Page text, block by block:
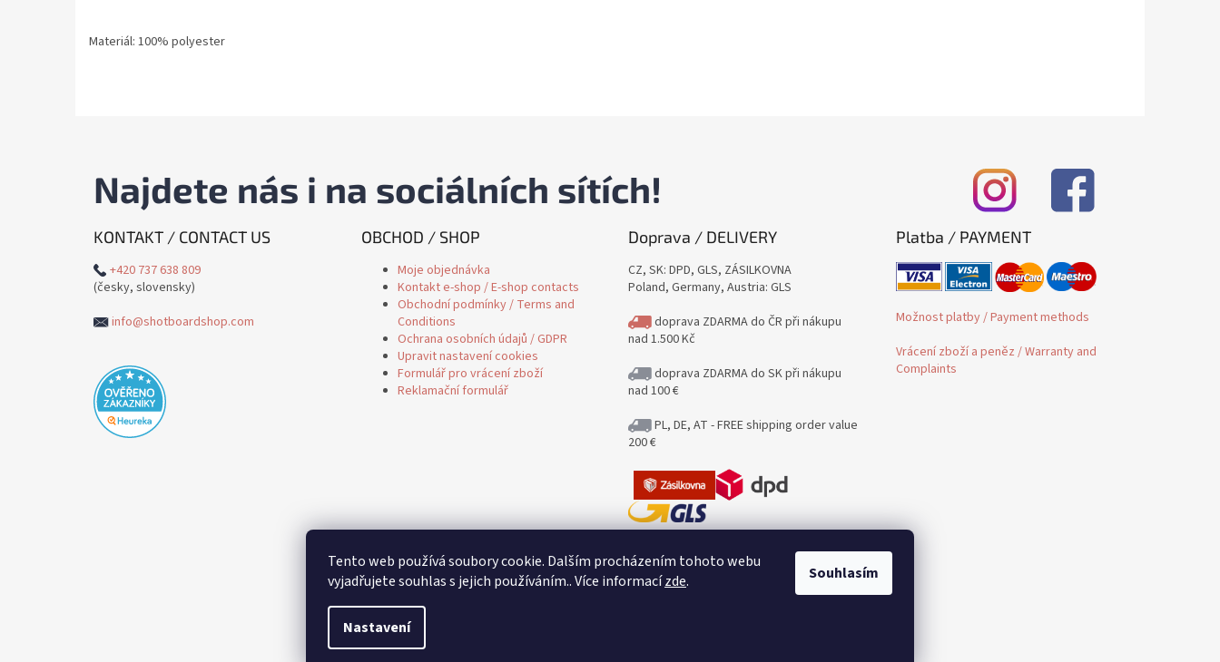
Tento web používá soubory cookie. Dalším procházením tohoto webu
vyjadřujete souhlas s jejich používáním.. Více informacízde.
Nastavení
Souhlasím
Materiál: 100% polyester
Najdete nás i na sociálních sítích!
KONTAKT / CONTACT US
+420 737 638 809
(česky, slovensky)
info@shotboardshop.com
OBCHOD / SHOP
Moje objednávka
Kontakt e-shop / E-shop contacts
Obchodní podmínky / Terms and
Conditions
Ochrana osobních údajů / GDPR
Upravit nastavení cookies
Formulář pro vrácení zboží
Reklamační formulář
Doprava / DELIVERY
CZ, SK: DPD, GLS, ZÁSILKOVNA
Poland, Germany, Austria: GLS
doprava ZDARMA do ČR při nákupu
nad 1.500 Kč
doprava ZDARMA do SK při nákupu
nad 100 €
PL, DE, AT - FREE shipping order value
200 €
Jak posíláme a kolik stojí poštovné /
Delivery
Posíláme i na Slovensko / Shipping to PL,
Platba / PAYMENT
Možnost platby / Payment methods
Vrácení zboží a peněz / Warranty and
Complaints